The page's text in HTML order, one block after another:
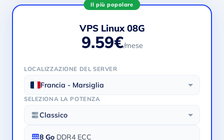
Il più popolare
VPS Linux 08G
9.59€/mese
LOCALIZZAZIONE DEL SERVER
Francia - Marsiglia
SELEZIONA LA POTENZA
Classico
8 Go DDR4 ECC